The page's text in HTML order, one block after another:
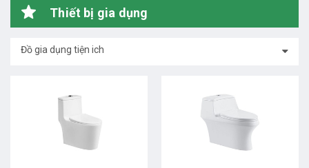
Thiết bị gia dụng
Đồ gia dụng tiện ich